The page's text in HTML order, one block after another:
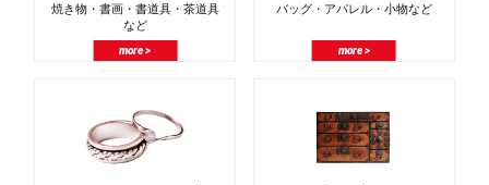
焼き物・書画・書道具・茶道具
など
more >
バッグ・アパレル・小物など
more >